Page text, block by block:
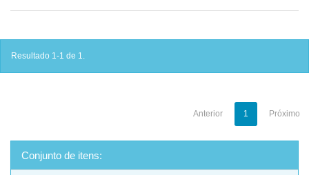
Resultado 1-1 de 1.
Anterior 1 Próximo
Conjunto de itens: